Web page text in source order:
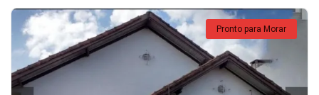
Pronto para Morar